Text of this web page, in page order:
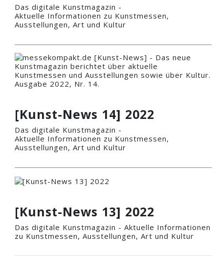
Das digitale Kunstmagazin -
Aktuelle Informationen zu Kunstmessen,
Ausstellungen, Art und Kultur
[Kunst-News 14] 2022
Das digitale Kunstmagazin -
Aktuelle Informationen zu Kunstmessen,
Ausstellungen, Art und Kultur
[Kunst-News 13] 2022
Das digitale Kunstmagazin - Aktuelle Informationen
zu Kunstmessen, Ausstellungen, Art und Kultur